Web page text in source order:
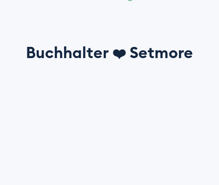
Buchhalter ❤️ Setmore